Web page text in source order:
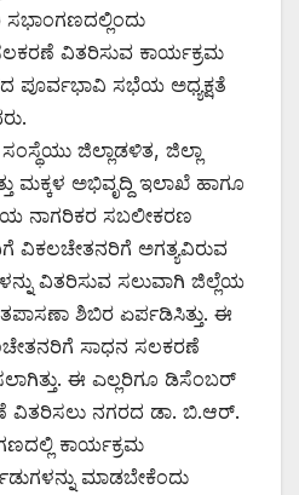
ಸಭಾಂಗಣದಲ್ಲಿಂದು
ವಿತರಿಸುವ ಕಾರ್ಯಕ್ರಮ
ಸಭೆಯ ಅಧ್ಯಕ್ಷತೆ
ಜಿಲ್ಲಾಡಳಿತ, ಜಿಲ್ಲಾ
ಅಭಿವೃದ್ದಿ ಇಲಾಖೆ ಹಾಗೂ
ನಾಗರಿಕರ ಸಬಲೀಕರಣ
ಅಗತ್ಯವಿರುವ
ವಿತರಿಸುವ ಸಲುವಾಗಿ ಜಿಲ್ಲೆಯ
ಶಿಬಿರ ಏರ್ಪಡಿಸಿತ್ತು. ಈ
ಸಾಧನ ಸಲಕರಣೆ
ಈ ಎಲ್ಲರಿಗೂ ಡಿಸೆಂಬರ್
ವಿತರಿಸಲು ನಗರದ ಡಾ. ಬಿ.ಆರ್.
ಕಾರ್ಯಕ್ರಮ
ಮಾಡಬೇಕೆಂದು